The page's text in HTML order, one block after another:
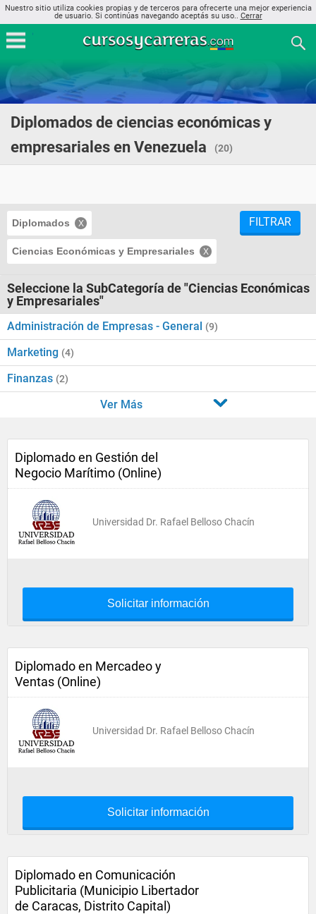
Nuestro sitio utiliza cookies propias y de terceros para ofrecerte una mejor experiencia
de usuario. Si continúas navegando aceptás su uso.. Cerrar
Diplomados de ciencias económicas y
empresariales en Venezuela
(20)
Diplomados
Ciencias Económicas y Empresariales
FILTRAR
Seleccione la SubCategoría de "Ciencias Económicas
y Empresariales"
Administración de Empresas - General (9)
Marketing (4)
Finanzas (2)
Ver Más
Diplomado en Gestión del
Negocio Marítimo (Online)
Universidad Dr. Rafael Belloso Chacín
Solicitar información
Diplomado en Mercadeo y
Ventas (Online)
Universidad Dr. Rafael Belloso Chacín
Solicitar información
Diplomado en Comunicación
Publicitaria (Municipio Libertador
de Caracas, Distrito Capital)